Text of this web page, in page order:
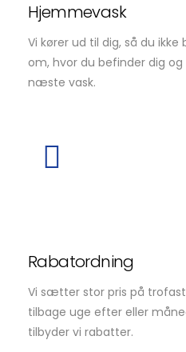
Hjemmevask
Vi kører ud til dig, så du
om, hvor du befinder dig
næste vask.
Rabatordning
Vi sætter stor pris på
tilbage uge efter eller
tilbyder vi rabatter.